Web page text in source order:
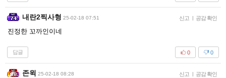
내란2찍사형 25-02-18 07:51 신고 | 공감 확인
진정한 꼬까인이네
답글 0
0
존윅 25-02-18 08:28 신고 | 공감 확인